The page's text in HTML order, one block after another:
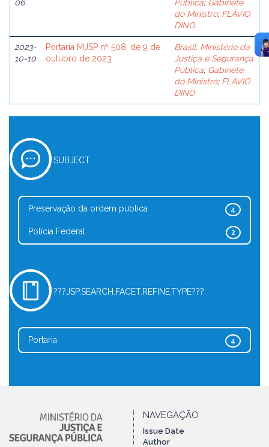
06 Pública; Gabinete
do Ministro; FLÁVIO
DINO
2023-
10-10
Portaria MJSP nº 508, de 9 de
outubro de 2023
Brasil. Ministério da
Justiça e Segurança
Pública; Gabinete
do Ministro; FLÁVIO
DINO
SUBJECT
4
Preservação da ordem pública
2
Polícia Federal
???JSP.SEARCH.FACET.REFINE.TYPE???
4
Portaria
NAVEGAÇÃO
Issue Date
Author